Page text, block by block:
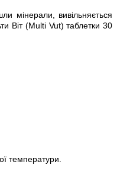
мінерали, вивільняється
Віт (Multi Vut) таблетки 30
температури.